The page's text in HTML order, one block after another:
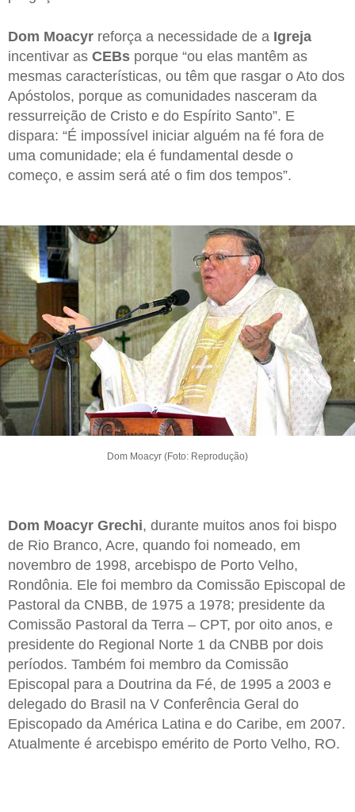
Dom Moacyr reforça a necessidade de a Igreja
incentivar as CEBs porque “ou elas mantêm as
mesmas características, ou têm que rasgar o Ato dos
Apóstolos, porque as comunidades nasceram da
ressurreição de Cristo e do Espírito Santo”. E
dispara: “É impossível iniciar alguém na fé fora de
uma comunidade; ela é fundamental desde o
começo, e assim será até o fim dos tempos”.
Dom Moacyr (Foto: Reprodução)
Dom Moacyr Grechi, durante muitos anos foi bispo
de Rio Branco, Acre, quando foi nomeado, em
novembro de 1998, arcebispo de Porto Velho,
Rondônia. Ele foi membro da Comissão Episcopal de
Pastoral da CNBB, de 1975 a 1978; presidente da
Comissão Pastoral da Terra – CPT, por oito anos, e
presidente do Regional Norte 1 da CNBB por dois
períodos. Também foi membro da Comissão
Episcopal para a Doutrina da Fé, de 1995 a 2003 e
delegado do Brasil na V Conferência Geral do
Episcopado da América Latina e do Caribe, em 2007.
Atualmente é arcebispo emérito de Porto Velho, RO.